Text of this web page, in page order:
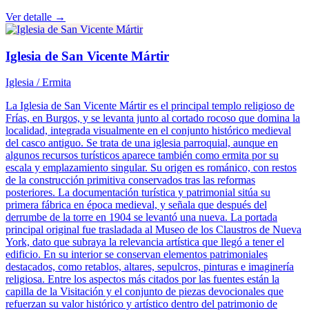
Ver detalle →
Iglesia de San Vicente Mártir
Iglesia / Ermita
La Iglesia de San Vicente Mártir es el principal templo religioso de
Frías, en Burgos, y se levanta junto al cortado rocoso que domina la
localidad, integrada visualmente en el conjunto histórico medieval
del casco antiguo. Se trata de una iglesia parroquial, aunque en
algunos recursos turísticos aparece también como ermita por su
escala y emplazamiento singular. Su origen es románico, con restos
de la construcción primitiva conservados tras las reformas
posteriores. La documentación turística y patrimonial sitúa su
primera fábrica en época medieval, y señala que después del
derrumbe de la torre en 1904 se levantó una nueva. La portada
principal original fue trasladada al Museo de los Claustros de Nueva
York, dato que subraya la relevancia artística que llegó a tener el
edificio. En su interior se conservan elementos patrimoniales
destacados, como retablos, altares, sepulcros, pinturas e imaginería
religiosa. Entre los aspectos más citados por las fuentes están la
capilla de la Visitación y el conjunto de piezas devocionales que
refuerzan su valor histórico y artístico dentro del patrimonio de